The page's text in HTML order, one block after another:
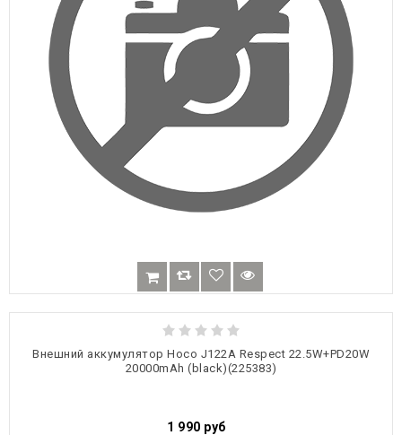
Внешний аккумулятор Hoco J122A Respect 22.5W+PD20W
20000mAh (black)(225383)
1 990 руб